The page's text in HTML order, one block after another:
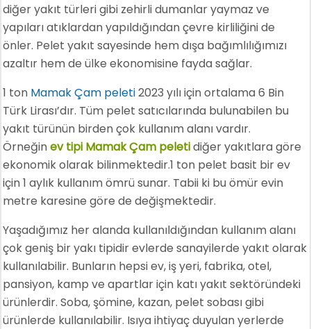
diğer yakıt türleri gibi zehirli dumanlar yaymaz ve
yapıları atıklardan yapıldığından çevre kirliliğini de
önler. Pelet yakıt sayesinde hem dışa bağımlılığımızı
azaltır hem de ülke ekonomisine fayda sağlar.
1 ton Mamak Çam peleti2023 yılı için ortalama 6 Bin
Türk Lirası’dır. Tüm pelet satıcılarında bulunabilen bu
yakıt türünün birden çok kullanım alanı vardır.
Örneğinev tipi Mamak Çam peletidiğer yakıtlara göre
ekonomik olarak bilinmektedir.1 ton pelet basit bir ev
için 1 aylık kullanım ömrü sunar. Tabii ki bu ömür evin
metre karesine göre de değişmektedir.
Yaşadığımız her alanda kullanıldığından kullanım alanı
çok geniş bir yakı tipidir evlerde sanayilerde yakıt olarak
kullanılabilir. Bunların hepsi ev, iş yeri, fabrika, otel,
pansiyon, kamp ve apartlar için katı yakıt sektöründeki
ürünlerdir. Soba, şömine, kazan, pelet sobası gibi
ürünlerde kullanılabilir. Isıya ihtiyaç duyulan yerlerde